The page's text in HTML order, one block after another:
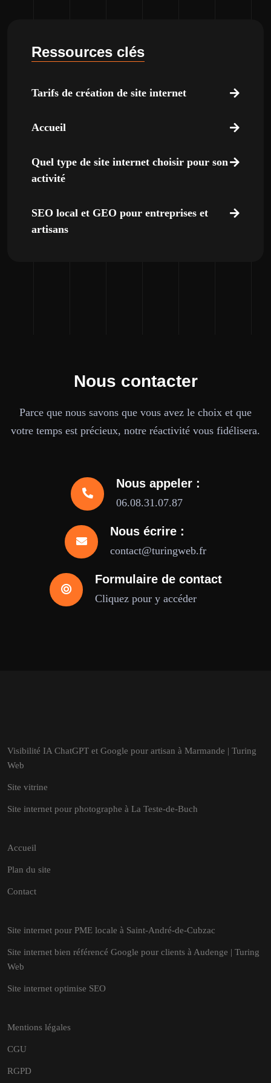
Ressources clés
Tarifs de création de site internet
Accueil
Quel type de site internet choisir pour son
activité
SEO local et GEO pour entreprises et
artisans
Nous contacter
Parce que nous savons que vous avez le choix et que
votre temps est précieux, notre réactivité vous fidélisera.
Nous appeler :
06.08.31.07.87
Nous écrire :
contact@turingweb.fr
Formulaire de contact
Cliquez pour y accéder
Visibilité IA ChatGPT et Google pour artisan à Marmande | Turing
Web
Site vitrine
Site internet pour photographe à La Teste-de-Buch
Accueil
Plan du site
Contact
Site internet pour PME locale à Saint-André-de-Cubzac
Site internet bien référencé Google pour clients à Audenge | Turing
Web
Site internet optimise SEO
Mentions légales
CGU
RGPD